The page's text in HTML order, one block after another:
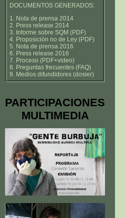
DOCUMENTOS GENERADOS:
1. Nota de prensa 2014
2. Press release 2014
3. Informe sobre SQM (PDF)
4. Proposición no de Ley (PDF)
5. Nota de prensa 2016
6. Press release 2016
7. Proceso (PDF+video)
8. Preguntas frecuentes (FAQ)
9. Medios difundidores (dosier)
PARTICIPACIONES
MULTIMEDIA